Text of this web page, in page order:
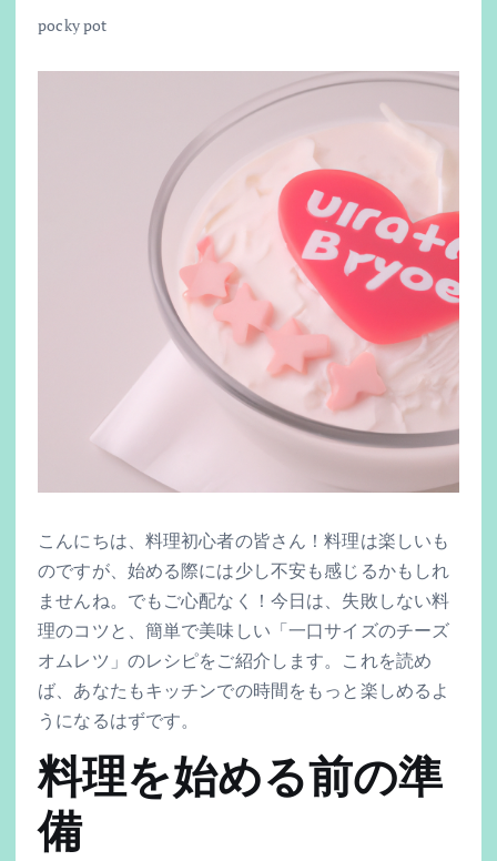
pocky pot
こんにちは、料理初心者の皆さん！料理は楽しいも
のですが、始める際には少し不安も感じるかもしれ
ませんね。でもご心配なく！今日は、失敗しない料
理のコツと、簡単で美味しい「一口サイズのチーズ
オムレツ」のレシピをご紹介します。これを読め
ば、あなたもキッチンでの時間をもっと楽しめるよ
うになるはずです。
料理を始める前の準
備